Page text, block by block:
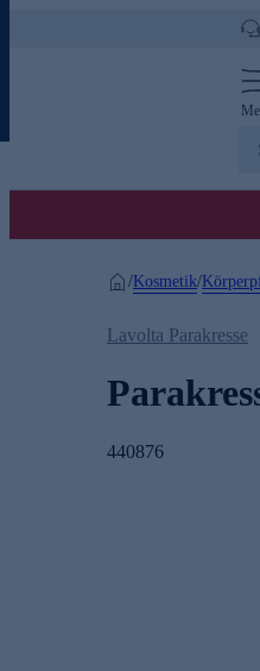
/Kosmetik/
Lavolta Parakresse
440876